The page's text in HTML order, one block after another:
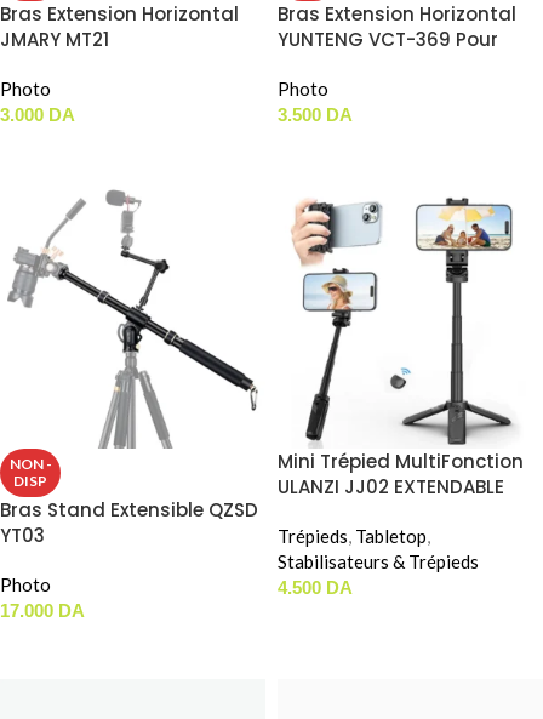
Bras Extension Horizontal
JMARY MT21
Photo
3.000 DA
Bras Extension Horizontal
YUNTENG VCT-369 Pour
Photo
3.500 DA
NON -
DISP
Bras Stand Extensible QZSD
YT03
Photo
17.000 DA
Mini Trépied MultiFonction
ULANZI JJ02 EXTENDABLE
Trépieds, Tabletop,
Stabilisateurs & Trépieds
4.500 DA